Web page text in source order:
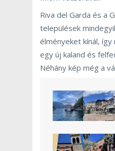
Riva del Garda és a
települések
élményeket kínál,
egy új kaland és
Néhány kép még a